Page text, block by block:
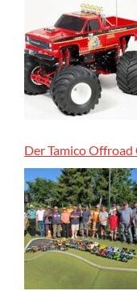
Der Tamico Offroad